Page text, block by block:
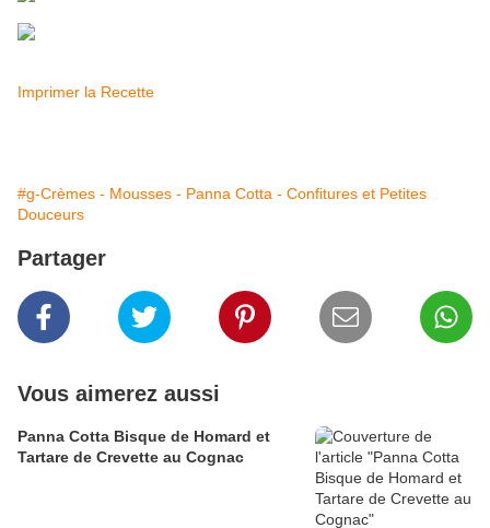
Imprimer la Recette
#g-Crèmes - Mousses - Panna Cotta - Confitures et Petites
Douceurs
Partager
Vous aimerez aussi
Panna Cotta Bisque de Homard et
Tartare de Crevette au Cognac